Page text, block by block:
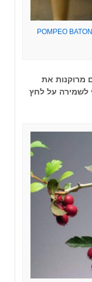
POMPEO
מרוקנות את
לשמירה על לחץ